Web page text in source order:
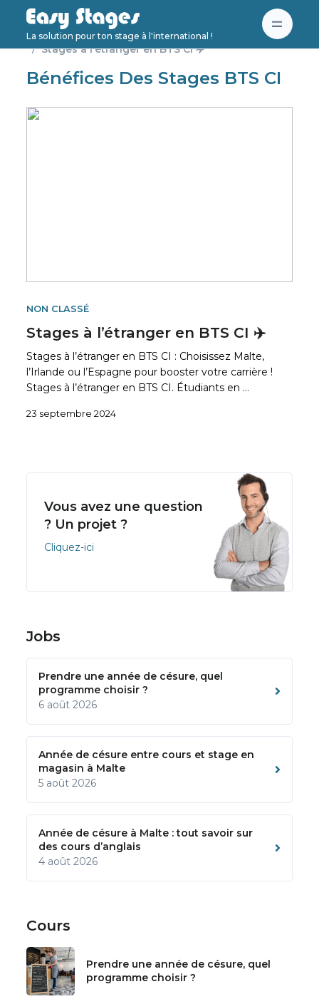
La solution pour ton stage à l'international !
Accueil
Non classé
Stages à l’étranger en BTS CI ✈️
Bénéfices Des Stages BTS CI
NON CLASSÉ
Stages à l’étranger en BTS CI ✈️
Stages à l’étranger en BTS CI : Choisissez Malte,
l’Irlande ou l’Espagne pour booster votre carrière !
Stages à l’étranger en BTS CI. Étudiants en …
23 septembre 2024
Vous avez une question
? Un projet ?
Cliquez-ici
Jobs
Prendre une année de césure, quel
programme choisir ?
6 août 2026
Année de césure entre cours et stage en
magasin à Malte
5 août 2026
Année de césure à Malte : tout savoir sur
des cours d’anglais
4 août 2026
Cours
Prendre une année de césure, quel
programme choisir ?